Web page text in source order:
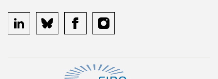
linkedin bluesky facebookinstagram